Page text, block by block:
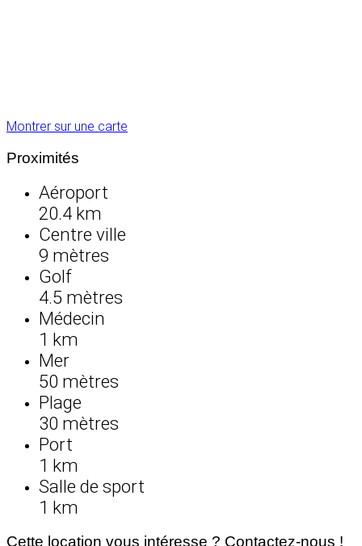
Montrer sur une carte
Proximités
Aéroport
20.4 km
Centre ville
9 mètres
Golf
4.5 mètres
Médecin
1 km
Mer
50 mètres
Plage
30 mètres
Port
1 km
Salle de sport
1 km
Cette location vous intéresse ? Contactez-nous !